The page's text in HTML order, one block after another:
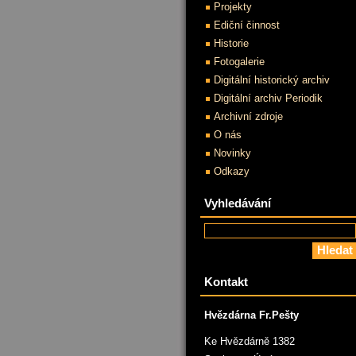
Projekty
Ediční činnost
Historie
Fotogalerie
Digitální historický archiv
Digitální archiv Periodik
Archivní zdroje
O nás
Novinky
Odkazy
Vyhledávání
Kontakt
Hvězdárna Fr.Pešty
Ke Hvězdárně 1382